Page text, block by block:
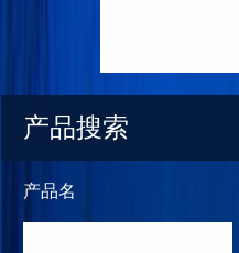
产品搜索
产品名